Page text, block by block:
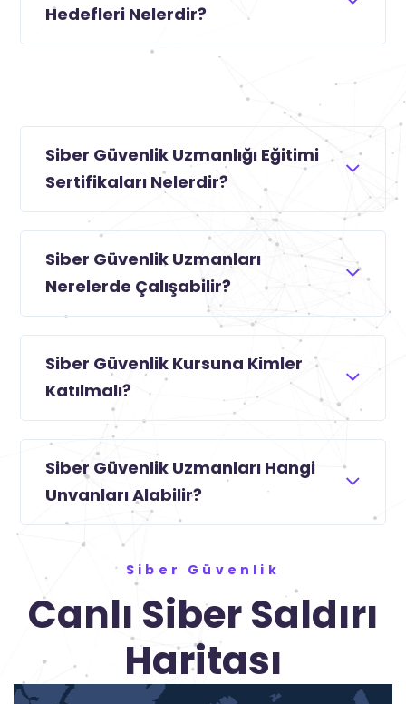
Hedefleri Nelerdir?
Siber Güvenlik Uzmanlığı Eğitimi
Sertifikaları Nelerdir?
Siber Güvenlik Uzmanları
Nerelerde Çalışabilir?
Siber Güvenlik Kursuna Kimler
Katılmalı?
Siber Güvenlik Uzmanları Hangi
Unvanları Alabilir?
Siber Güvenlik
Canlı Siber Saldırı
Haritası